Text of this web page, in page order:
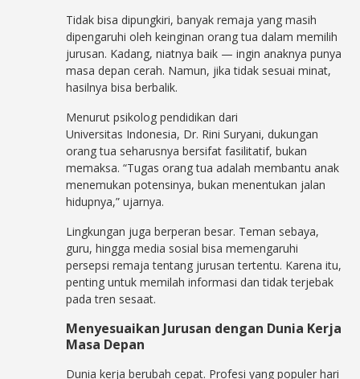
Tidak bisa dipungkiri, banyak remaja yang masih
dipengaruhi oleh keinginan orang tua dalam memilih
jurusan. Kadang, niatnya baik — ingin anaknya punya
masa depan cerah. Namun, jika tidak sesuai minat,
hasilnya bisa berbalik.
Menurut psikolog pendidikan dari
Universitas Indonesia, Dr. Rini Suryani, dukungan
orang tua seharusnya bersifat fasilitatif, bukan
memaksa. “Tugas orang tua adalah membantu anak
menemukan potensinya, bukan menentukan jalan
hidupnya,” ujarnya.
Lingkungan juga berperan besar. Teman sebaya,
guru, hingga media sosial bisa memengaruhi
persepsi remaja tentang jurusan tertentu. Karena itu,
penting untuk memilah informasi dan tidak terjebak
pada tren sesaat.
Menyesuaikan Jurusan dengan Dunia Kerja
Masa Depan
Dunia kerja berubah cepat. Profesi yang populer hari